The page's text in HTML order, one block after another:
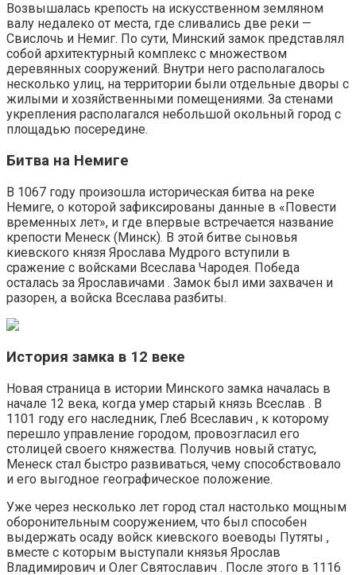
Возвышалась крепость на искусственном земляном
валу недалеко от места, где сливались две реки —
Свислочь и Немиг. По сути, Минский замок представлял
собой архитектурный комплекс с множеством
деревянных сооружений. Внутри него располагалось
несколько улиц, на территории были отдельные дворы с
жилыми и хозяйственными помещениями. За стенами
укрепления располагался небольшой окольный город с
площадью посередине.
Битва на Немиге
В 1067 году произошла историческая битва на реке
Немиге, о которой зафиксированы данные в «Повести
временных лет», и где впервые встречается название
крепости Менеск (Минск). В этой битве сыновья
киевского князя Ярослава Мудрого вступили в
сражение с войсками Всеслава Чародея. Победа
осталась за Ярославичами . Замок был ими захвачен и
разорен, а войска Всеслава разбиты.
История замка в 12 веке
Новая страница в истории Минского замка началась в
начале 12 века, когда умер старый князь Всеслав . В
1101 году его наследник, Глеб Всеславич , к которому
перешло управление городом, провозгласил его
столицей своего княжества. Получив новый статус,
Менеск стал быстро развиваться, чему способствовало
и его выгодное географическое положение.
Уже через несколько лет город стал настолько мощным
оборонительным сооружением, что был способен
выдержать осаду войск киевского воеводы Путяты ,
вместе с которым выступали князья Ярослав
Владимирович и Олег Святославич . После этого в 1116